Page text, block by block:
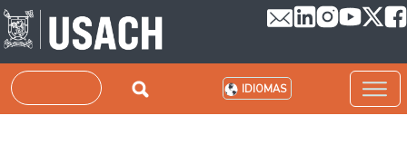
Pasar al contenido principal
Buscar IDIOMAS